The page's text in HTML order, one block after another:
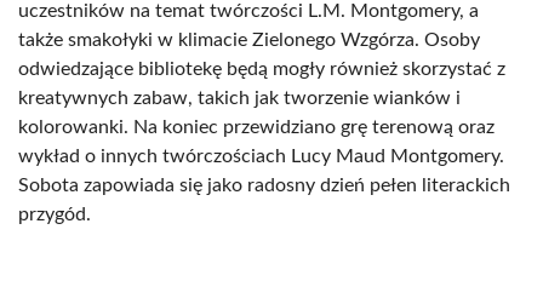
uczestników na temat twórczości L.M. Montgomery, a
także smakołyki w klimacie Zielonego Wzgórza. Osoby
odwiedzające bibliotekę będą mogły również skorzystać z
kreatywnych zabaw, takich jak tworzenie wianków i
kolorowanki. Na koniec przewidziano grę terenową oraz
wykład o innych twórczościach Lucy Maud Montgomery.
Sobota zapowiada się jako radosny dzień pełen literackich
przygód.